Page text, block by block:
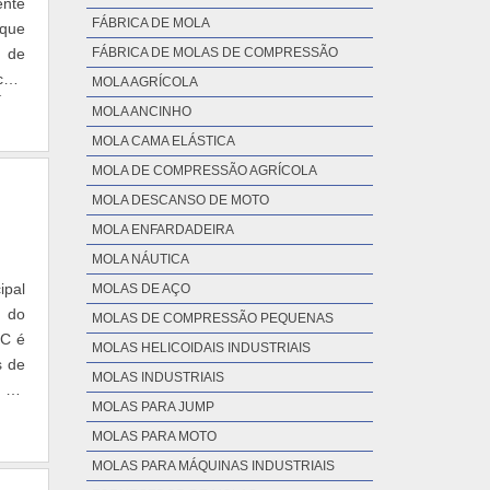
é
e
o
de
e
é
é
do
é
de
FÁBRICA DE MOLA
FÁBRICA DE MOLAS DE COMPRESSÃO
MOLA AGRÍCOLA
MOLA ANCINHO
MOLA CAMA ELÁSTICA
MOLA DE COMPRESSÃO AGRÍCOLA
MOLA DESCANSO DE MOTO
MOLA ENFARDADEIRA
MOLA NÁUTICA
MOLAS DE AÇO
MOLAS DE COMPRESSÃO PEQUENAS
MOLAS HELICOIDAIS INDUSTRIAIS
MOLAS INDUSTRIAIS
MOLAS PARA JUMP
MOLAS PARA MOTO
MOLAS PARA MÁQUINAS INDUSTRIAIS